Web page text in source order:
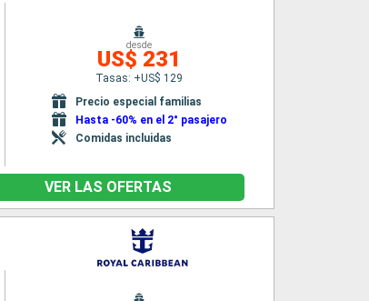
desde
US$ 231
Tasas: +US$ 129
Precio especial familias
Hasta -60% en el 2° pasajero
Comidas incluidas
VER LAS OFERTAS